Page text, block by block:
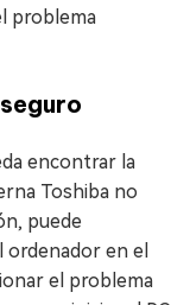
problema
encontrar la
Toshiba no
puede
ordenador en el
el problema